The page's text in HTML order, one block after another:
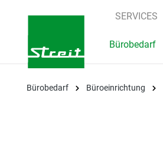
Zur Hauptnavigation springen
SERVICES
Bürobedarf
Bürobedarf Büroeinrichtung